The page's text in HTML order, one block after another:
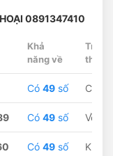
0891347410
Khả
năng về
Trạng
thái
Có 49 số Chờ...
Có 49 số Về
Có 49 số